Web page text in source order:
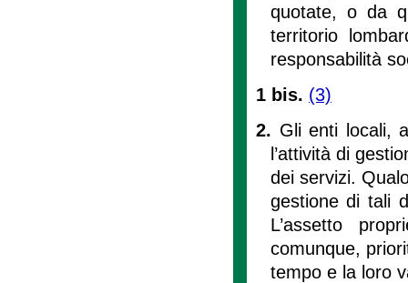
quotate, o da
territorio
responsabilità
1 bis. (3)
2. Gli enti locali,
l’attività di
dei servizi.
gestione di tali
L’assetto
comunque,
tempo e la loro